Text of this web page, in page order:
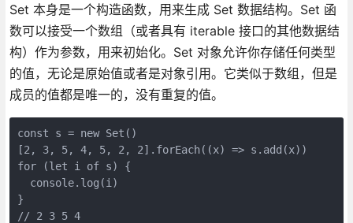
Set 本身是一个构造函数，用来生成 Set 数据结构。Set 函
数可以接受一个数组（或者具有 iterable 接口的其他数据结
构）作为参数，用来初始化。Set 对象允许你存储任何类型
的值，无论是原始值或者是对象引用。它类似于数组，但是
成员的值都是唯一的，没有重复的值。
const s = new Set()
[2, 3, 5, 4, 5, 2, 2].forEach((x) => s.add(x))
for (let i of s) {
  console.log(i)
}
// 2 3 5 4